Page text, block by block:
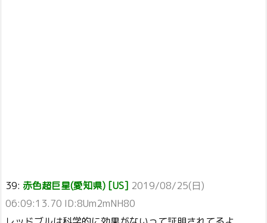
39: 赤色超巨星(愛知県) [US] 2019/08/25(日)
06:09:13.70 ID:8Um2mNH80